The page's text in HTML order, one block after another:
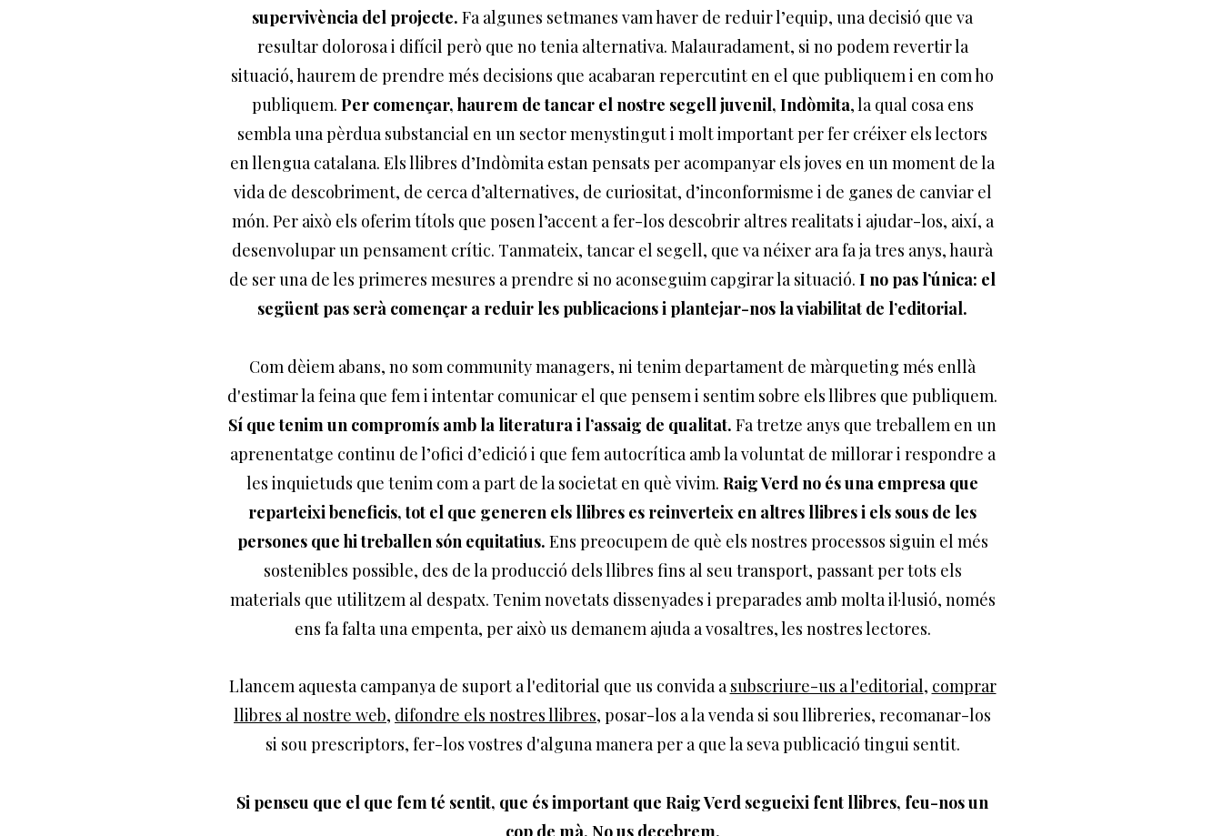
supervivència del projecte. Fa algunes setmanes vam haver de reduir l’equip, una decisió que va
resultar dolorosa i difícil però que no tenia alternativa. Malauradament, si no podem revertir la
situació, haurem de prendre més decisions que acabaran repercutint en el que publiquem i en com ho
publiquem. Per començar, haurem de tancar el nostre segell juvenil, Indòmita, la qual cosa ens
sembla una pèrdua substancial en un sector menystingut i molt important per fer créixer els lectors
en llengua catalana. Els llibres d’Indòmita estan pensats per acompanyar els joves en un moment de la
vida de descobriment, de cerca d’alternatives, de curiositat, d’inconformisme i de ganes de canviar el
món. Per això els oferim títols que posen l’accent a fer-los descobrir altres realitats i ajudar-los, així, a
desenvolupar un pensament crític. Tanmateix, tancar el segell, que va néixer ara fa ja tres anys, haurà
de ser una de les primeres mesures a prendre si no aconseguim capgirar la situació. I no pas l’única: el
següent pas serà començar a reduir les publicacions i plantejar-nos la viabilitat de l’editorial.
Com dèiem abans, no som community managers, ni tenim departament de màrqueting més enllà
d'estimar la feina que fem i intentar comunicar el que pensem i sentim sobre els llibres que publiquem.
Sí que tenim un compromís amb la literatura i l’assaig de qualitat. Fa tretze anys que treballem en un
aprenentatge continu de l’ofici d’edició i que fem autocrítica amb la voluntat de millorar i respondre a
les inquietuds que tenim com a part de la societat en què vivim. Raig Verd no és una empresa que
reparteixi beneficis, tot el que generen els llibres es reinverteix en altres llibres i els sous de les
persones que hi treballen són equitatius. Ens preocupem de què els nostres processos siguin el més
sostenibles possible, des de la producció dels llibres fins al seu transport, passant per tots els
materials que utilitzem al despatx. Tenim novetats dissenyades i preparades amb molta il·lusió, només
ens fa falta una empenta, per això us demanem ajuda a vosaltres, les nostres lectores.
Llancem aquesta campanya de suport a l'editorial que us convida a subscriure-us a l'editorial, comprar
llibres al nostre web, difondre els nostres llibres, posar-los a la venda si sou llibreries, recomanar-los
si sou prescriptors, fer-los vostres d'alguna manera per a que la seva publicació tingui sentit.
Si penseu que el que fem té sentit, que és important que Raig Verd segueixi fent llibres, feu-nos un
cop de mà. No us decebrem.